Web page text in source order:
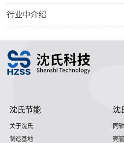
行业中介绍
沈氏节能
关于沈氏
制造基地
沈
同
壳